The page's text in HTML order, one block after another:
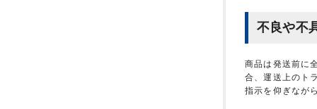
不良や不
商品は発送前に
合、運送上のト
指示を仰ぎなが